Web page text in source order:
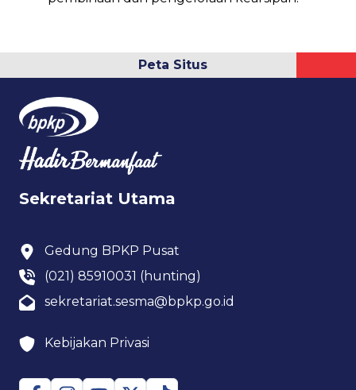
Peta Situs
Sekretariat Utama
Gedung BPKP Pusat
(021) 85910031 (hunting)
sekretariat.sesma@bpkp.go.id
Kebijakan Privasi